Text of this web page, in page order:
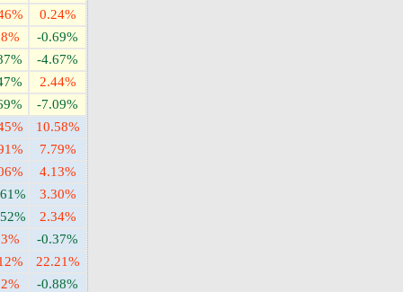
0.24%
-0.69%
-4.67%
2.44%
-7.09%
10.58%
7.79%
4.13%
3.30%
2.34%
-0.37%
22.21%
-0.88%